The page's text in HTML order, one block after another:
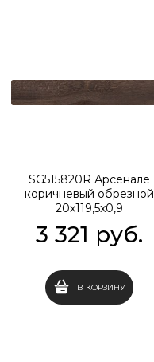
SG515820R Арсенале
коричневый обрезной
20x119,5x0,9
3 321 руб.
В КОРЗИНУ